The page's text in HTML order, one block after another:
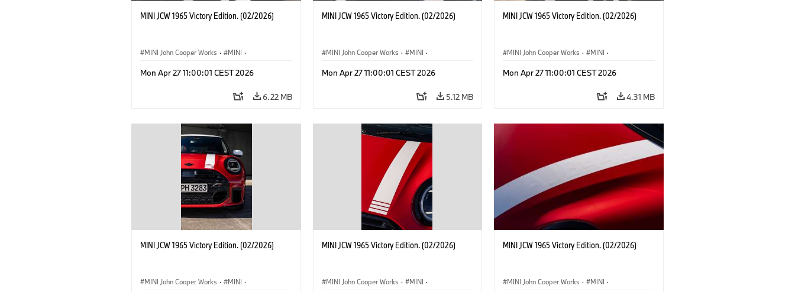
MINI JCW 1965 Victory Edition. (02/2026)
MINI John Cooper Works · MINI ·
Mon Apr 27 11:00:01 CEST 2026
6.22 MB
MINI JCW 1965 Victory Edition. (02/2026)
MINI John Cooper Works · MINI ·
Mon Apr 27 11:00:01 CEST 2026
5.12 MB
MINI JCW 1965 Victory Edition. (02/2026)
MINI John Cooper Works · MINI ·
Mon Apr 27 11:00:01 CEST 2026
4.31 MB
MINI JCW 1965 Victory Edition. (02/2026)
MINI John Cooper Works · MINI ·
MINI JCW 1965 Victory Edition. (02/2026)
MINI John Cooper Works · MINI ·
MINI JCW 1965 Victory Edition. (02/2026)
MINI John Cooper Works · MINI ·